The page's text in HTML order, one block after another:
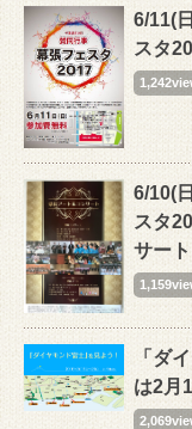
6/11(
スタ
6/10(
スタ
サート
「ダ
は2月